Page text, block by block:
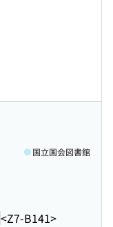
<Z7-B141>
国立国会図書館